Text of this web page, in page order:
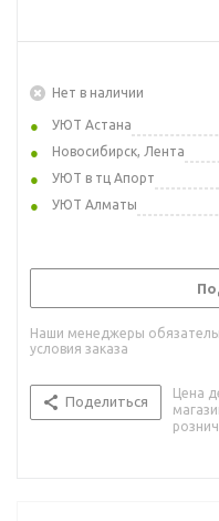
Нет в наличии
УЮТ Астана
Новосибирск, Лента
УЮТ в тц Апорт
УЮТ Алматы
Наши менеджеры
условия заказа
Поделиться
Цена